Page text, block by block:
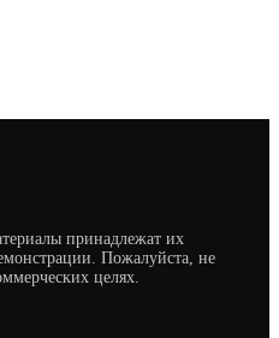
принадлежат их
Пожалуйста, не
целях.